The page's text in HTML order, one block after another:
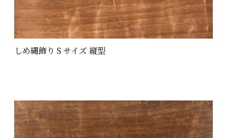
しめ縄飾り S サイズ 縦型